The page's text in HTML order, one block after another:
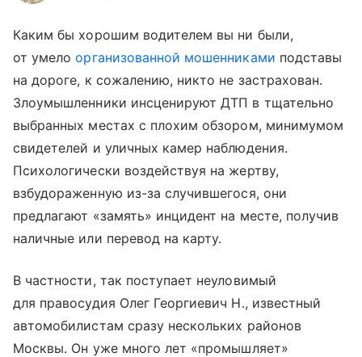
Каким бы хорошим водителем вы ни были,
от умелоорганизованной мошенниками подставы
на дороге, к сожалению, никто не застрахован.
Злоумышленники инсценируют ДТП в тщательно
выбранных местах с плохим обзором, минимумом
свидетелей и уличных камер наблюдения.
Психологически воздействуя на жертву,
взбудораженную из-за случившегося, они
предлагают «замять» инцидент на месте, получив
наличные или перевод на карту.
В частности, так поступает неуловимый
для правосудия Олег Георгиевич Н., известный
автомобилистам сразу нескольких районов
Москвы. Он уже много лет «промышляет»